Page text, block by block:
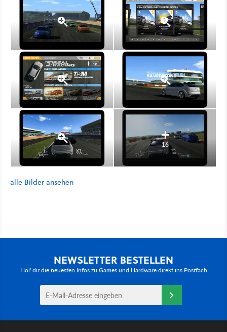
16
alle Bilder ansehen
NEWSLETTER BESTELLEN
Hol' dir die neuesten Infos zu Games und Hardware direkt ins Postfach